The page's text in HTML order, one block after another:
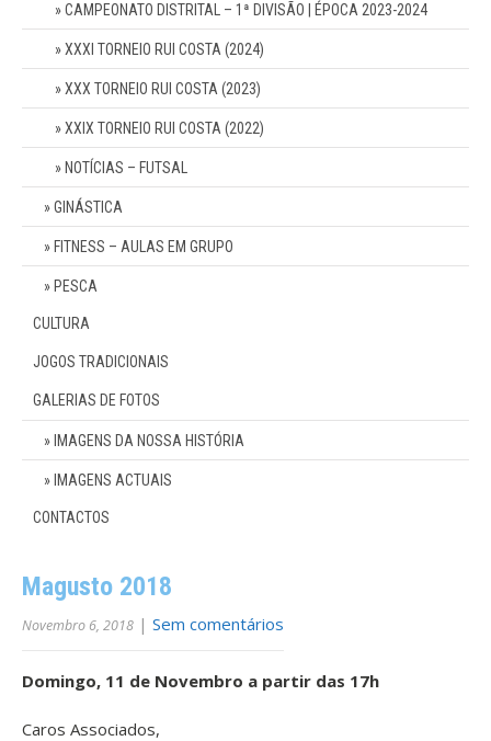
CAMPEONATO DISTRITAL – 1ª DIVISÃO | ÉPOCA 2023-2024
XXXI TORNEIO RUI COSTA (2024)
XXX TORNEIO RUI COSTA (2023)
XXIX TORNEIO RUI COSTA (2022)
NOTÍCIAS – FUTSAL
GINÁSTICA
FITNESS – AULAS EM GRUPO
PESCA
CULTURA
JOGOS TRADICIONAIS
GALERIAS DE FOTOS
IMAGENS DA NOSSA HISTÓRIA
IMAGENS ACTUAIS
CONTACTOS
Magusto 2018
Novembro 6, 2018 | Sem comentários
Domingo, 11 de Novembro a partir das 17h
Caros Associados,